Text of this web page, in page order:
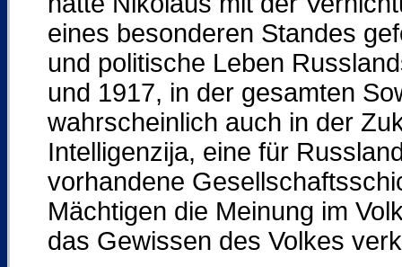
eines besonderen Standes
und politische Leben
und 1917, in der gesamten
wahrscheinlich auch in der
Intelligenzija, eine für
vorhandene
Mächtigen die Meinung im
das Gewissen des Volkes